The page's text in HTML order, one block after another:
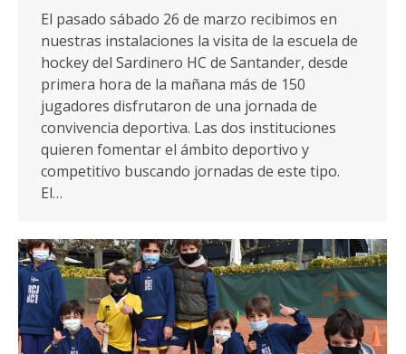
El pasado sábado 26 de marzo recibimos en
nuestras instalaciones la visita de la escuela de
hockey del Sardinero HC de Santander, desde
primera hora de la mañana más de 150
jugadores disfrutaron de una jornada de
convivencia deportiva. Las dos instituciones
quieren fomentar el ámbito deportivo y
competitivo buscando jornadas de este tipo.
El…